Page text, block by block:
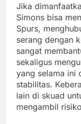
Jika
Simons bisa
Spurs,
serang dengan
sangat
sekaligus
yang selama ini
stabilitas.
lain di skuad
mengambil